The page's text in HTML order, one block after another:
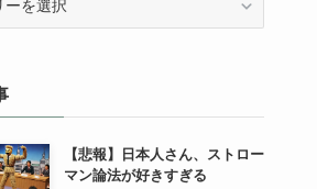
【悲報】日本人さん、ストロー
マン論法が好きすぎる